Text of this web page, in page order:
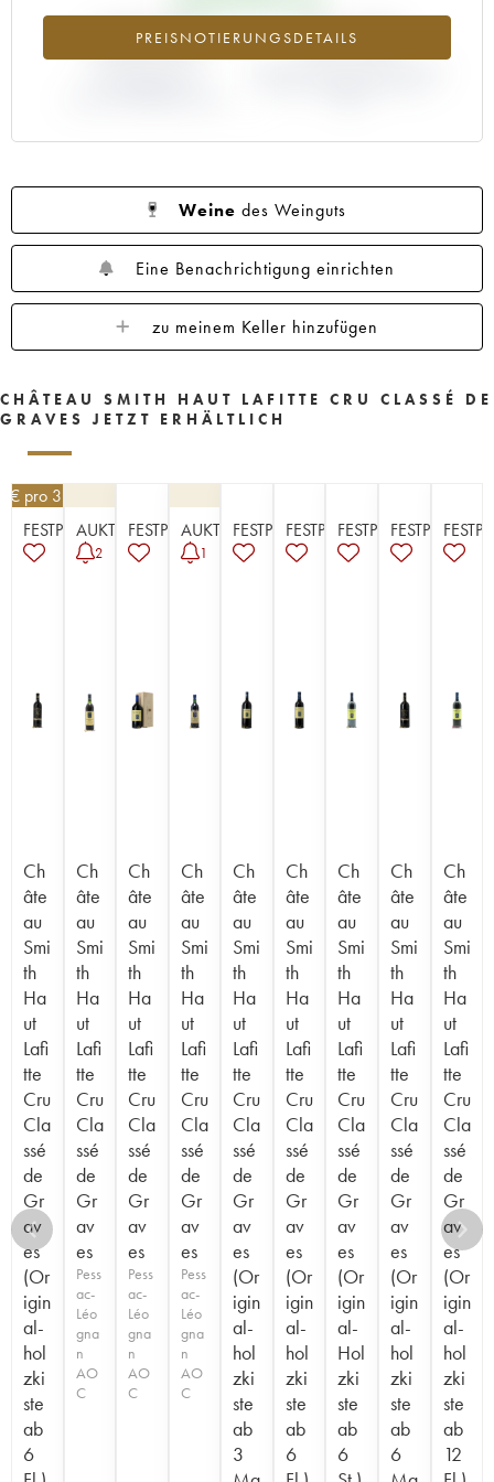
1953 1952 1950
PREISNOTIERUNGSDETAILS
+400.8% +33.33%
Weine des Weinguts
Eine Benachrichtigung einrichten
zu meinem Keller hinzufügen
CHÂTEAU SMITH HAUT LAFITTE CRU CLASSÉ DE
GRAVES JETZT ERHÄLTLICH
€ pro 3 | -10%
FESTPREISE
Ch
âte
au
Smi
th
Ha
ut
Lafi
tte
Cru
Cla
ssé
de
Gr
av
es
(Or
igin
al-
hol
zki
ste
ab
6
AUKTION
2
Ch
âte
au
Smi
th
Ha
ut
Lafi
tte
Cru
Cla
ssé
de
Gr
av
es
Pess
ac-
Léo
gna
n
AO
C
FESTPREISE
Ch
âte
au
Smi
th
Ha
ut
Lafi
tte
Cru
Cla
ssé
de
Gr
av
es
Pess
ac-
Léo
gna
n
AO
C
AUKTION
1
Ch
âte
au
Smi
th
Ha
ut
Lafi
tte
Cru
Cla
ssé
de
Gr
av
es
Pess
ac-
Léo
gna
n
AO
C
FESTPREISE
Ch
âte
au
Smi
th
Ha
ut
Lafi
tte
Cru
Cla
ssé
de
Gr
av
es
(Or
igin
al-
hol
zki
ste
ab
3
FESTPREISE
Ch
âte
au
Smi
th
Ha
ut
Lafi
tte
Cru
Cla
ssé
de
Gr
av
es
(Or
igin
al-
hol
zki
ste
ab
6
FESTPREISE
Ch
âte
au
Smi
th
Ha
ut
Lafi
tte
Cru
Cla
ssé
de
Gr
av
es
(Or
igin
al-
Hol
zki
ste
ab
6
FESTPREISE
Ch
âte
au
Smi
th
Ha
ut
Lafi
tte
Cru
Cla
ssé
de
Gr
av
es
(Or
igin
al-
hol
zki
ste
ab
6
Ch
âte
au
Smi
th
Ha
ut
Lafi
tte
Cru
Cla
ssé
de
Gr
av
es
(Or
igin
al-
hol
zki
ste
ab
12